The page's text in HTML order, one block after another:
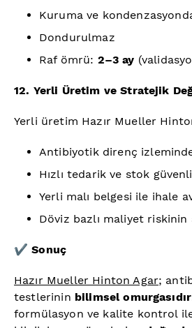
Kuruma ve
Dondurulmaz
Raf ömrü: 2–3 ay
12. Yerli Üretim ve Stratejik
Yerli üretim Hazır Mueller
Antibiyotik direnç
Hızlı tedarik ve stok
Yerli malı belgesi ile ihale
Döviz bazlı maliyet riskinin
✔️ Sonuç
Hazır Mueller Hinton Agar;
testlerinin bilimsel omurgasıdır
formülasyon ve kalite kontrol